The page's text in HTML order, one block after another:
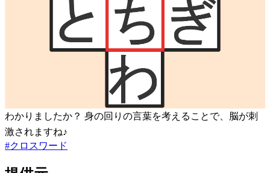
わかりましたか？ 身の回りの言葉を考えることで、脳が刺
激されますね♪
#クロスワード